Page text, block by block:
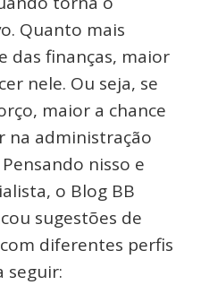
Quanto mais
finanças, maior
nele. Ou seja, se
maior a chance
na administração
nisso e
o Blog BB
sugestões de
diferentes perfis
seguir: